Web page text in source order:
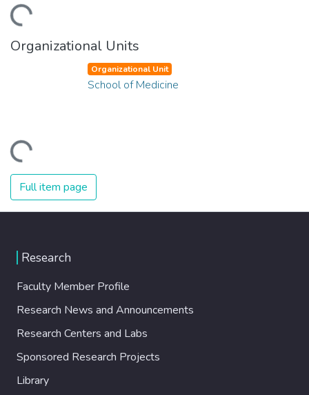
Loading...
Organizational Units
Loading...
Organizational Unit
School of Medicine
Full item page
Research
Faculty Member Profile
Research News and Announcements
Research Centers and Labs
Sponsored Research Projects
Library